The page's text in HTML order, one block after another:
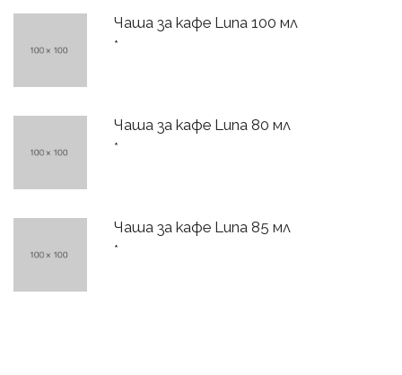
Чаша за кафе Luna 100 мл
*
Чаша за кафе Luna 80 мл
*
Чаша за кафе Luna 85 мл
*